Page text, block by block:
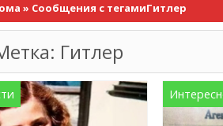
» Сообщения с тегамиГитлер
Гитлер